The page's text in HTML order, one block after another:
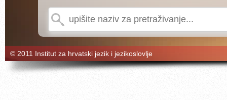
© 2011 Institut za hrvatski jezik i jezikoslovlje